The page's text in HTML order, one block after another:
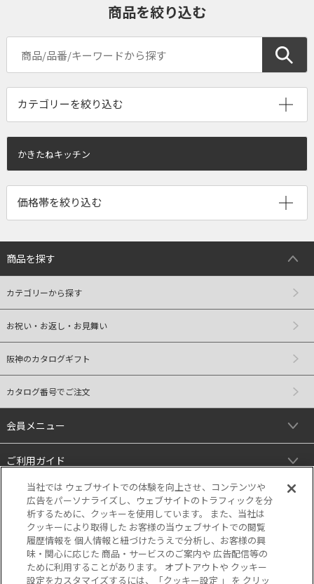
商品を絞り込む
かきたねキッチン
商品を探す
カテゴリーから探す
お祝い・お返し・お見舞い
阪神のカタログギフト
カタログ番号でご注文
会員メニュー
ご利用ガイド
リンク
当社では ウェブサイトでの体験を向上させ、コンテンツや
広告をパーソナライズし、ウェブサイトのトラフィックを分
析するために、クッキーを使用しています。 また、当社は
クッキーにより取得した お客様の当ウェブサイトでの閲覧
履歴情報を 個人情報と紐づけたうえで分析し、お客様の興
味・関心に応じた 商品・サービスのご案内や 広告配信等の
ために利用することがあります。 オプトアウトや クッキー
設定をカスタマイズするには、「クッキー設定 」 を クリッ